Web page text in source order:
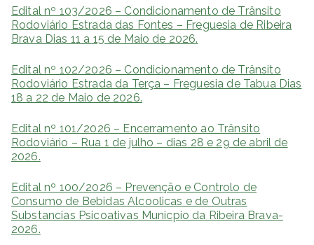
Edital nº 103/2026 – Condicionamento de Trânsito
Rodoviário Estrada das Fontes – Freguesia de Ribeira
Brava Dias 11 a 15 de Maio de 2026.
Edital nº 102/2026 – Condicionamento de Trânsito
Rodoviário Estrada da Terça – Freguesia de Tabua Dias
18 a 22 de Maio de 2026.
Edital nº 101/2026 – Encerramento ao Trânsito
Rodoviário – Rua 1 de julho – dias 28 e 29 de abril de
2026.
Edital nº 100/2026 – Prevenção e Controlo de
Consumo de Bebidas Alcoolicas e de Outras
Substancias Psicoativas Municpio da Ribeira Brava-
2026.